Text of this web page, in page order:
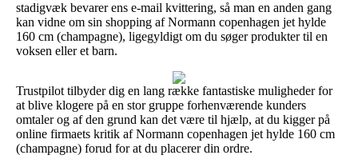
stadigvæk bevarer ens e-mail kvittering, så man en anden gang
kan vidne om sin shopping af Normann copenhagen jet hylde
160 cm (champagne), ligegyldigt om du søger produkter til en
voksen eller et barn.
Trustpilot tilbyder dig en lang række fantastiske muligheder for
at blive klogere på en stor gruppe forhenværende kunders
omtaler og af den grund kan det være til hjælp, at du kigger på
online firmaets kritik af Normann copenhagen jet hylde 160 cm
(champagne) forud for at du placerer din ordre.